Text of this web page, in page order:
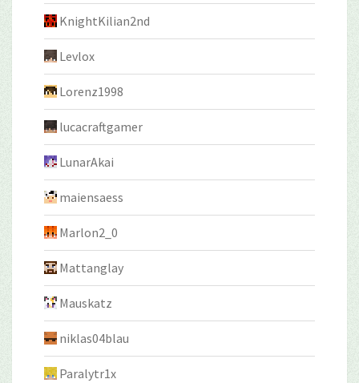
KnightKilian2nd
Levlox
Lorenz1998
lucacraftgamer
LunarAkai
maiensaess
Marlon2_0
Mattanglay
Mauskatz
niklas04blau
Paralytr1x